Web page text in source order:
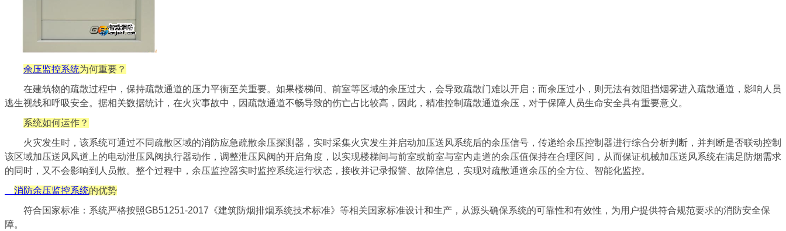
余压监控系统为何重要？
在建筑物的疏散过程中，保持疏散通道的压力平衡至关重要。如果楼梯间、前室等区域的余压过大，会导致疏散门难以开启；而余压过小，则无法有效阻挡烟雾进入疏散通道，影响人员
逃生视线和呼吸安全。据相关数据统计，在火灾事故中，因疏散通道不畅导致的伤亡占比较高，因此，精准控制疏散通道余压，对于保障人员生命安全具有重要意义。
系统如何运作？
火灾发生时，该系统可通过不同疏散区域的消防应急疏散余压探测器，实时采集火灾发生并启动加压送风系统后的余压信号，传递给余压控制器进行综合分析判断，并判断是否联动控制
该区域加压送风风道上的电动泄压风阀执行器动作，调整泄压风阀的开启角度，以实现楼梯间与前室或前室与室内走道的余压值保持在合理区间，从而保证机械加压送风系统在满足防烟需求
的同时，又不会影响到人员散。整个过程中，余压监控器实时监控系统运行状态，接收并记录报警、故障信息，实现对疏散通道余压的全方位、智能化监控。
消防余压监控系统的优势
符合国家标准：系统严格按照GB51251-2017《建筑防烟排烟系统技术标准》等相关国家标准设计和生产，从源头确保系统的可靠性和有效性，为用户提供符合规范要求的消防安全保
障。